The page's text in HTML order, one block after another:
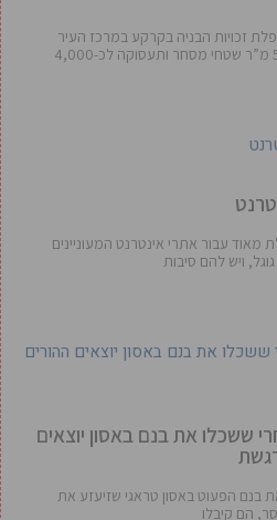
זכויות הבניה בקרקע במרכז העיר
מאוד עבור אתרי אינטרנט המעוניינים
ויש להם סיבות
ששכלו את בנם באסון יוצאים
בנם הפעוט באסון טראגי שזיעזע את
הם קיבלו